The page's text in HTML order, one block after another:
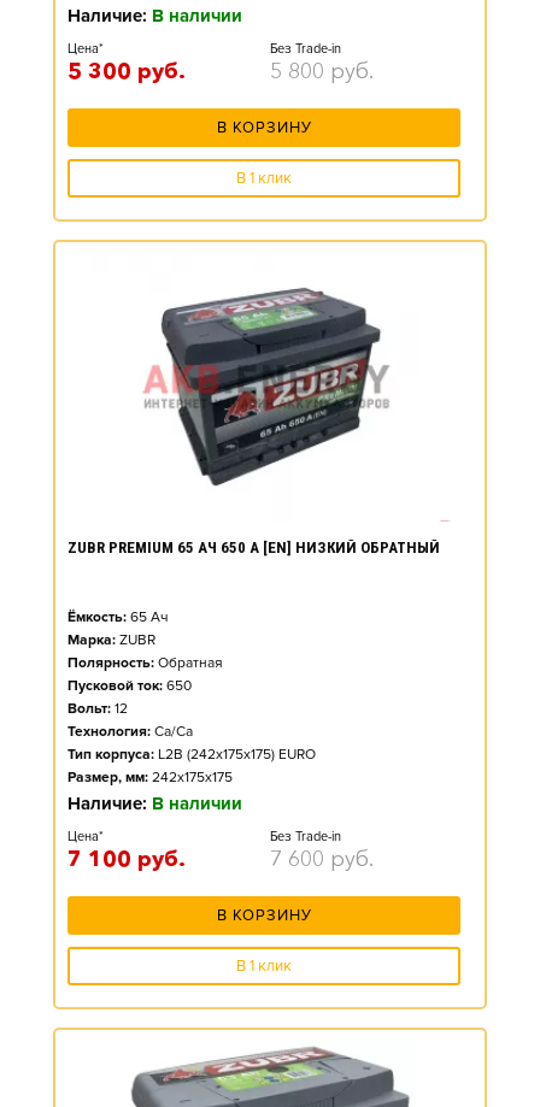
Наличие: В наличии
Цена*
5 300 руб.
Без Trade-in
5 800 руб.
В КОРЗИНУ
В 1 клик
ZUBR PREMIUM 65 АЧ 650 А [EN] НИЗКИЙ ОБРАТНЫЙ
Ёмкость: 65 Ач
Марка: ZUBR
Полярность: Обратная
Пусковой ток: 650
Вольт: 12
Технология: Ca/Ca
Тип корпуса: L2B (242x175x175) EURO
Размер, мм: 242x175x175
Наличие: В наличии
Цена*
7 100 руб.
Без Trade-in
7 600 руб.
В КОРЗИНУ
В 1 клик